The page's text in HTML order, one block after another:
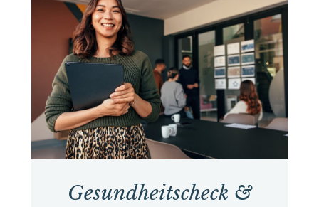
Gesundheitscheck &